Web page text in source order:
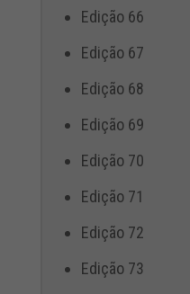
Edição 66
Edição 67
Edição 68
Edição 69
Edição 70
Edição 71
Edição 72
Edição 73